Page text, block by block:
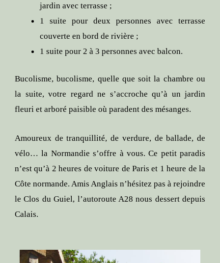
jardin avec terrasse ;
1 suite pour deux personnes avec terrasse
couverte en bord de rivière ;
1 suite pour 2 à 3 personnes avec balcon.
Bucolisme, bucolisme, quelle que soit la chambre ou
la suite, votre regard ne s’accroche qu’à un jardin
fleuri et arboré paisible où paradent des mésanges.
Amoureux de tranquillité, de verdure, de ballade, de
vélo… la Normandie s’offre à vous. Ce petit paradis
n’est qu’à 2 heures de voiture de Paris et 1 heure de la
Côte normande. Amis Anglais n’hésitez pas à rejoindre
le Clos du Guiel, l’autoroute A28 nous dessert depuis
Calais.